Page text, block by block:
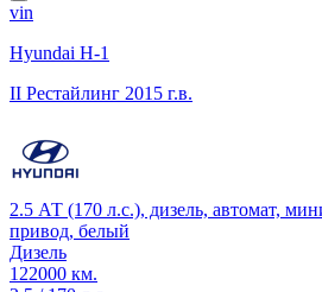
vin
Hyundai H-1
II Рестайлинг 2015 г.в.
2.5 АТ (170 л.с.), дизель, автомат,
привод, белый
Дизель
122000 км.